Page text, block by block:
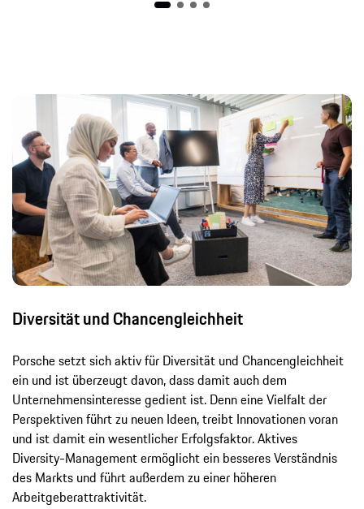
Diversität und Chancengleichheit
Porsche setzt sich aktiv für Diversität und Chancengleichheit
ein und ist überzeugt davon, dass damit auch dem
Unternehmensinteresse gedient ist. Denn eine Vielfalt der
Perspektiven führt zu neuen Ideen, treibt Innovationen voran
und ist damit ein wesentlicher Erfolgsfaktor. Aktives
Diversity-Management ermöglicht ein besseres Verständnis
des Markts und führt außerdem zu einer höheren
Arbeitgeberattraktivität.